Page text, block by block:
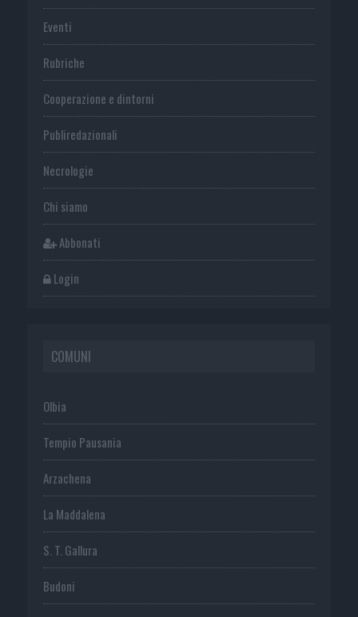
Eventi
Rubriche
Cooperazione e dintorni
Publiredazionali
Necrologie
Chi siamo
Abbonati
Login
COMUNI
Olbia
Tempio Pausania
Arzachena
La Maddalena
S. T. Gallura
Budoni